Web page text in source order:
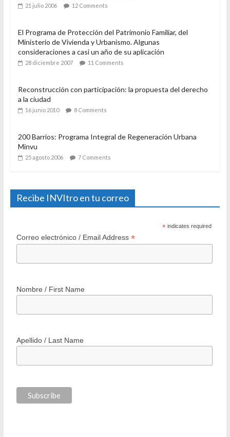
21 julio 2006 12 Comments
El Programa de Protección del Patrimonio Familiar, del
Ministerio de Vivienda y Urbanismo. Algunas
consideraciones a casi un año de su aplicación
28 diciembre 2007 11 Comments
Reconstrucción con participación: la propuesta del derecho
a la ciudad
16 junio 2010 8 Comments
200 Barrios: Programa Integral de Regeneración Urbana
Minvu
25 agosto 2006 7 Comments
Recibe INVItro en tu correo
* indicates required
Correo electrónico / Email Address *
Nombre / First Name
Apellido / Last Name